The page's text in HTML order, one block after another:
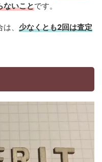
ないことです。
、 少なくとも2回は査定